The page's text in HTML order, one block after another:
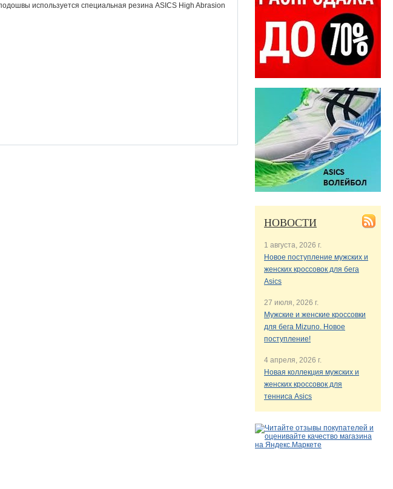
используется специальная резина ASICS High Abrasion
НОВОСТИ
1 августа, 2026 г.
Новое поступление мужских и
женских кроссовок для бега
Asics
27 июля, 2026 г.
Мужские и женские кроссовки
для бега Mizuno. Новое
поступление!
4 апреля, 2026 г.
Новая коллекция мужских и
женских кроссовок для
тенниса Asics